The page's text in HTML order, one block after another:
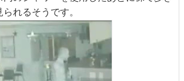
れるそうです。